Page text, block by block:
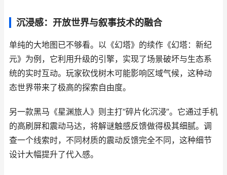
沉浸感：开放世界与叙事技术的融合
单纯的大地图已不够看。以《幻塔》的续作《幻塔：新纪
元》为例，它利用升级的引擎，实现了场景破坏与生态系
统的实时互动。玩家砍伐树木可能影响区域气候，这种动
态世界带来了极高的探索自由度。
另一款黑马《星渊旅人》则主打“碎片化沉浸”。它通过手机
的高刷屏和震动马达，将解谜触感反馈做得极其细腻。调
查一个线索时，不同材质的震动反馈完全不同，这种细节
设计大幅提升了代入感。